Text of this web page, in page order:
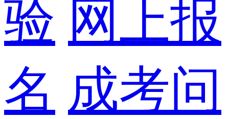
验 网上报
名 成考问